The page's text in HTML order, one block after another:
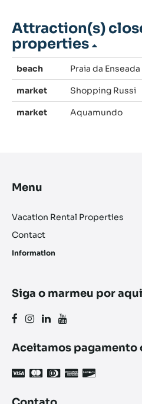
Attraction(s)
properties
beach Praia da Enseada
market Shopping Russi
market Aquamundo
Menu
Vacation Rental Properties
Contact
Information
Siga o marmeu por aqui
Aceitamos pagamento